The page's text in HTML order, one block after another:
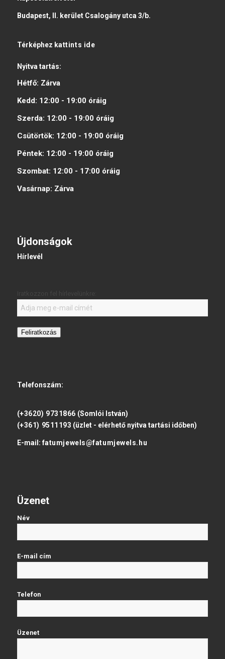
Budapest, II. kerület Csalogány utca 3/b.
Térképhez kattints ide
Nyitva tartás:
Hétfő: Zárva
Kedd: 12:00 - 19:00 óráig
Szerda: 12:00 - 19:00 óráig
Csütörtök: 12:00 - 19:00 óráig
Péntek: 12:00 - 19:00 óráig
Szombat: 12:00 - 17:00 óráig
Vasárnap: Zárva
Újdonságok
Hírlevél
Feliratkozás
Telefonszám:
(+3620) 9731866 (Somlói István)
(+361) 9511193 (üzlet - elérhető nyitva tartási időben)
E-mail: fatumjewels@fatumjewels.hu
Üzenet
Név
E-mail cím
Telefon
Üzenet